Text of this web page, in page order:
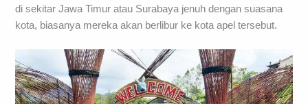
di sekitar Jawa Timur atau Surabaya jenuh dengan suasana
kota, biasanya mereka akan berlibur ke kota apel tersebut.